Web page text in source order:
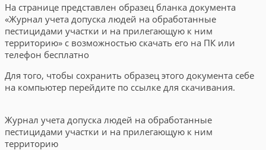
На странице представлен образец бланка документа
«Журнал учета допуска людей на обработанные
пестицидами участки и на прилегающую к ним
территорию» с возможностью скачать его на ПК или
телефон бесплатно
Для того, чтобы сохранить образец этого документа себе
на компьютер перейдите по ссылке для скачивания.
Журнал учета допуска людей на обработанные
пестицидами участки и на прилегающую к ним
территорию